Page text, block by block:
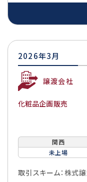
2026年3月
譲渡会社
化粧品企画販売
関西
未上場
取引スキーム：株式